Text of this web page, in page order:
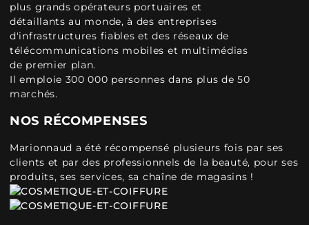
plus grands opérateurs portuaires et
détaillants au monde, à des entreprises
d'infrastructures fiables et des réseaux de
télécommunications mobiles et multimédias
de premier plan.
Il emploie 300 000 personnes dans plus de 50
marchés.
NOS RÉCOMPENSES
Marionnaud a été récompensé plusieurs fois par ses
clients et par des professionnels de la beauté, pour ses
produits, ses services, sa chaîne de magasins !